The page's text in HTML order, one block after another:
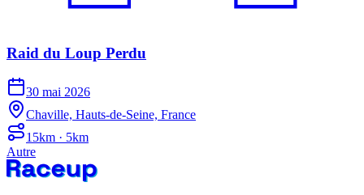
Raid du Loup Perdu
30 mai 2026
Chaville, Hauts-de-Seine, France
15km · 5km
Autre